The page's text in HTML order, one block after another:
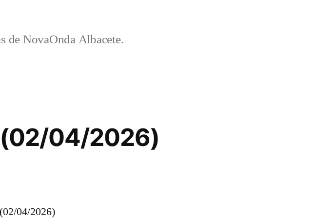
de NovaOnda Albacete.
(02/04/2026)
04/2026)